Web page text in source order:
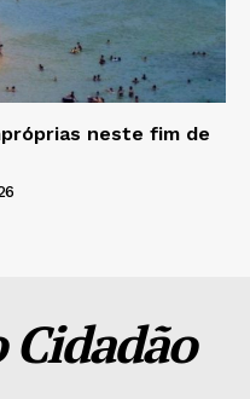
neste fim de